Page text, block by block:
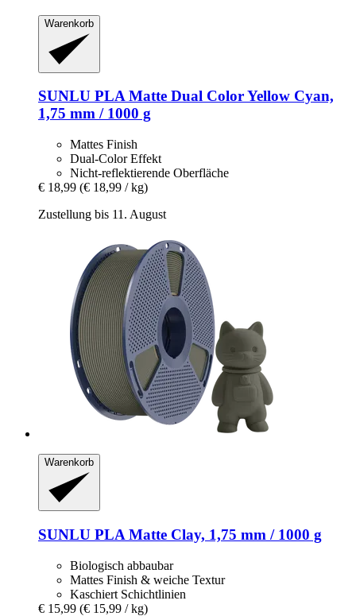
Warenkorb
SUNLU PLA Matte Dual Color Yellow Cyan,
1,75 mm / 1000 g
Mattes Finish
Dual-Color Effekt
Nicht-reflektierende Oberfläche
€ 18,99 (€ 18,99 / kg)
Zustellung bis 11. August
Warenkorb
SUNLU PLA Matte Clay, 1,75 mm / 1000 g
Biologisch abbaubar
Mattes Finish & weiche Textur
Kaschiert Schichtlinien
€ 15,99 (€ 15,99 / kg)